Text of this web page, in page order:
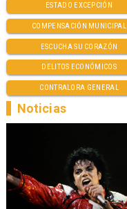
ESTADO EXCEPCIÓN
COMPENSACIÓN MUNICIPAL
ESCUCHA SU CORAZÓN
DELITOS ECONÓMICOS
CONTRALORA GENERAL
Noticias